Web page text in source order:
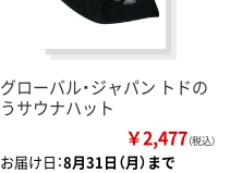
グローバル・ジャパン トドの
うサウナハット
￥2,477（税込）
お届け日：8月31日（月）まで